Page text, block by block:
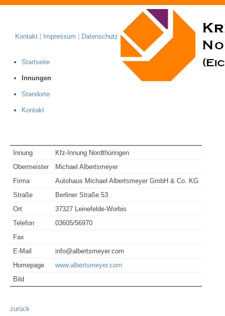
Kontakt Impressum Datenschutzhinweis
Startseite
Innungen
Standorte
Kontakt
Innung
Kfz-Innung Nordthüringen
Obermeister
Michael Albertsmeyer
Firma
Autohaus Michael Albertsmeyer GmbH & Co. KG
Straße
Berliner Straße 53
Ort
37327 Leinefelde-Worbis
Telefon
03605/56970
Fax
E-Mail
info@albertsmeyer.com
Homepage
www.albertsmeyer.com
Bild
zurück